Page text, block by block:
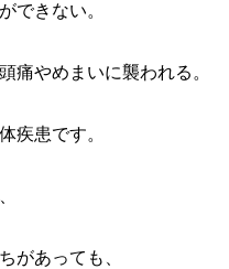
できない。
痛やめまいに襲われる。
疾患です。
があっても、